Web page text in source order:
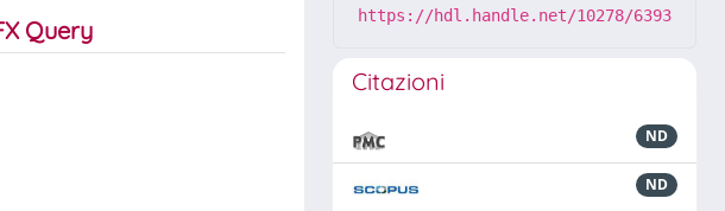
https://hdl.handle.net/10278/6393
Citazioni
ND
ND